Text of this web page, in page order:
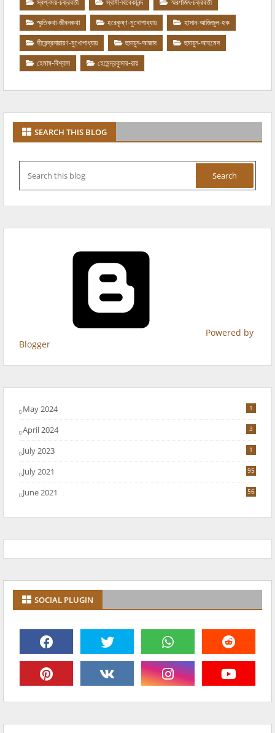
স্বপ্নময়-চক্রবর্তী
স্বামী-বিবেকানন্দ
স্মরণজিৎ-চক্রবর্তী
স্মৃতিকথা-জীবনকথা
হরেকৃষ্ণ-মুখোপাধ্যায়
হাসান-আজিজুল-হক
হীরেন্দ্রনারায়ণ-মুখোপাধ্যায়
হুমায়ুন-আজাদ
হুমায়ুন-আহমেদ
হেমাঙ্গ-বিশ্বাস
হেমেন্দ্রকুমার-রায়
SEARCH THIS BLOG
Powered by
Blogger
May 2024 1
April 2024 3
July 2023 1
July 2021 95
June 2021 56
SOCIAL PLUGIN